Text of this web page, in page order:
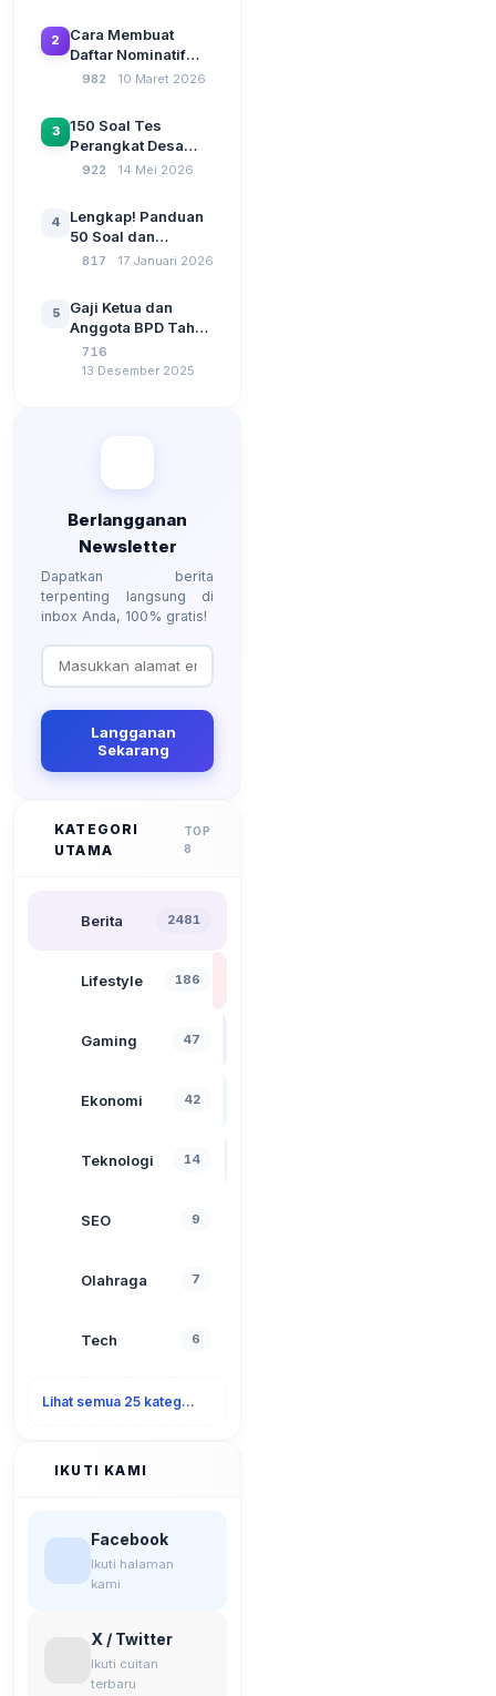
CAT Berbasis UU
Desa No. 3 Tahun
2024
2
Cara Membuat
Daftar Nominatif
Siltap di Aplikasi
SPP Pencairan
Dana Desa
982 10 Maret 2026
3
150 Soal Tes
Perangkat Desa
2026: Administrasi
Kebangsaan, dan
Komputer Beserta
Jawaban Paling
922 14 Mei 2026
4
Lengkap! Panduan
50 Soal dan
Jawaban Tes
Berdasarkan UU No
3 Tahun 2024
817 17 Januari 2026
5
Gaji Ketua dan
Anggota BPD Tahun
2026, Berapa
Besarannya? Ada
716
13 Desember 2025
Berlangganan
Newsletter
Dapatkan berita
terpenting langsung di
inbox Anda, 100% gratis!
Langganan
Sekarang
KATEGORI
UTAMA
TOP
8
Berita 2481
Lifestyle 186
Gaming 47
Ekonomi 42
Teknologi 14
SEO 9
Olahraga 7
Tech 6
Lihat semua 25 kategori
IKUTI KAMI
Facebook
Ikuti halaman
kami
X / Twitter
Ikuti cuitan
terbaru